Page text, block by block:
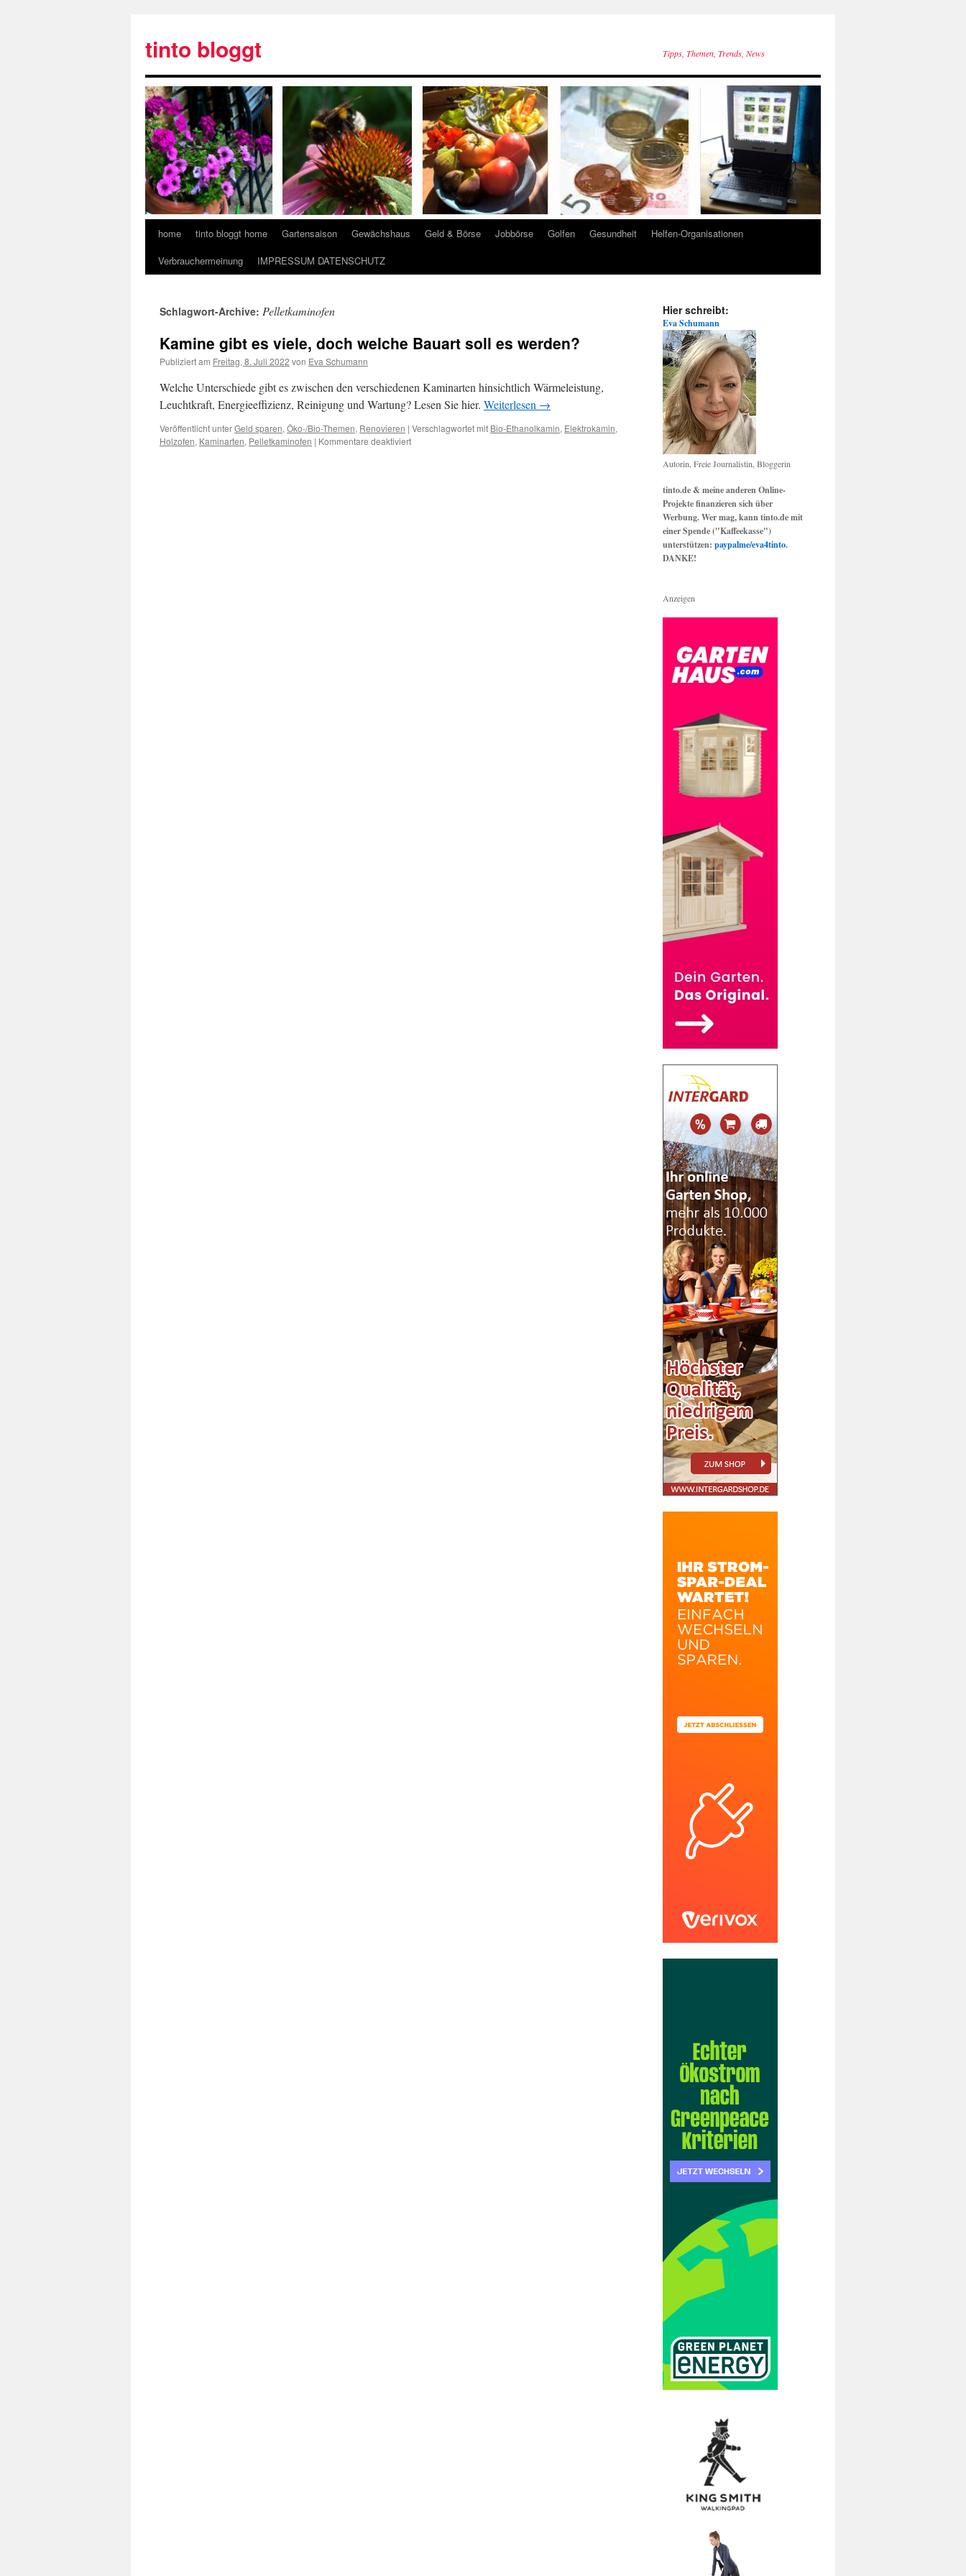
tinto bloggt Tipps, Themen, Trends, News
home tinto bloggt home Gartensaison Gewächshaus Geld & Börse Jobbörse Golfen Gesundheit
Helfen-Organisationen
Verbrauchermeinung
IMPRESSUM DATENSCHUTZ
Schlagwort-Archive: Pelletkaminofen
Kamine gibt es viele, doch welche Bauart soll es werden?
Publiziert am Freitag, 8. Juli 2022 von Eva Schumann
Welche Unterschiede gibt es zwischen den verschiedenen Kaminarten hinsichtlich Wärmeleistung,
Leuchtkraft, Energieeffizienz, Reinigung und Wartung? Lesen Sie hier. Weiterlesen →
Veröffentlicht unterGeld sparen, Öko-/Bio-Themen, Renovieren | Verschlagwortet mit Bio-Ethanolkamin, Elektrokamin,
Holzofen, Kaminarten, Pelletkaminofen | Kommentare deaktiviert
Hier schreibt:
Eva Schumann
Autorin, Freie Journalistin, Bloggerin
tinto.de & meine anderen Online-
Projekte finanzieren sich über
Werbung. Wer mag, kann tinto.de mit
einer Spende ("Kaffeekasse")
unterstützen: paypalme/eva4tinto.
DANKE!
Anzeigen